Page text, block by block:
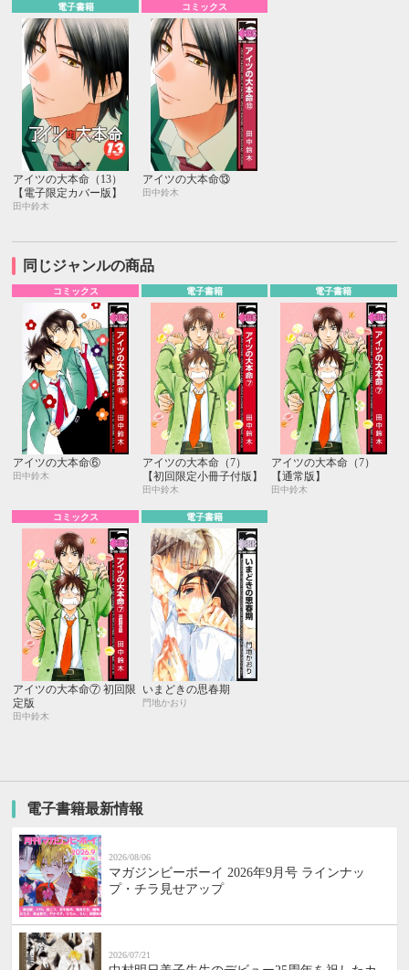
電子書籍
アイツの大本命（13）
【電子限定カバー版】
田中鈴木
コミックス
アイツの大本命⑬
田中鈴木
同じジャンルの商品
コミックス
アイツの大本命⑥
田中鈴木
電子書籍
アイツの大本命（7）
【初回限定小冊子付版】
田中鈴木
電子書籍
アイツの大本命（7）
【通常版】
田中鈴木
コミックス
アイツの大本命⑦ 初回限
定版
田中鈴木
電子書籍
いまどきの思春期
門地かおり
電子書籍最新情報
2026/08/06
マガジンビーボーイ 2026年9月号 ラインナッ
プ・チラ見せアップ
2026/07/21